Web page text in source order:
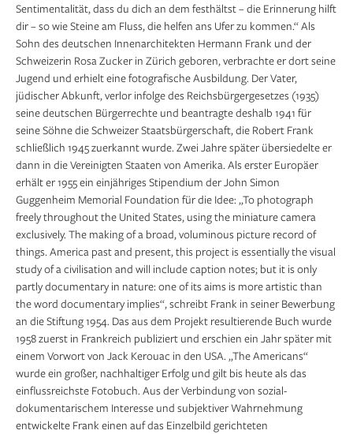
Sentimentalität, dass du dich an dem festhältst – die Erinnerung hilft
dir – so wie Steine am Fluss, die helfen ans Ufer zu kommen.“ Als
Sohn des deutschen Innenarchitekten Hermann Frank und der
Schweizerin Rosa Zucker in Zürich geboren, verbrachte er dort seine
Jugend und erhielt eine fotografische Ausbildung. Der Vater,
jüdischer Abkunft, verlor infolge des Reichsbürgergesetzes (1935)
seine deutschen Bürgerrechte und beantragte deshalb 1941 für
seine Söhne die Schweizer Staatsbürgerschaft, die Robert Frank
schließlich 1945 zuerkannt wurde. Zwei Jahre später übersiedelte er
dann in die Vereinigten Staaten von Amerika. Als erster Europäer
erhält er 1955 ein einjähriges Stipendium der John Simon
Guggenheim Memorial Foundation für die Idee: „To photograph
freely throughout the United States, using the miniature camera
exclusively. The making of a broad, voluminous picture record of
things. America past and present, this project is essentially the visual
study of a civilisation and will include caption notes; but it is only
partly documentary in nature: one of its aims is more artistic than
the word documentary implies“, schreibt Frank in seiner Bewerbung
an die Stiftung 1954. Das aus dem Projekt resultierende Buch wurde
1958 zuerst in Frankreich publiziert und erschien ein Jahr später mit
einem Vorwort von Jack Kerouac in den USA. „The Americans“
wurde ein großer, nachhaltiger Erfolg und gilt bis heute als das
einflussreichste Fotobuch. Aus der Verbindung von sozial-
dokumentarischem Interesse und subjektiver Wahrnehmung
entwickelte Frank einen auf das Einzelbild gerichteten